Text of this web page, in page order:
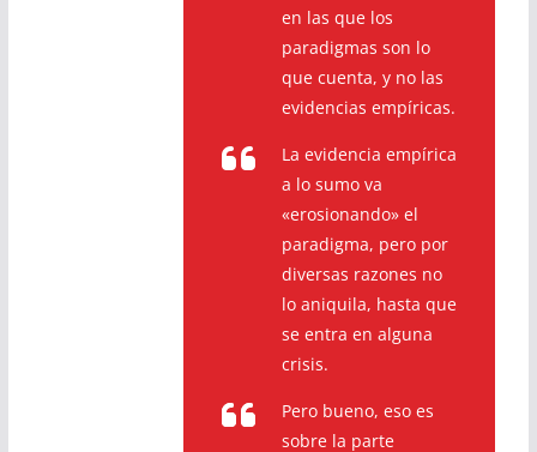
en las que los
paradigmas son lo
que cuenta, y no las
evidencias empíricas.
La evidencia empírica
a lo sumo va
«erosionando» el
paradigma, pero por
diversas razones no
lo aniquila, hasta que
se entra en alguna
crisis.
Pero bueno, eso es
sobre la parte